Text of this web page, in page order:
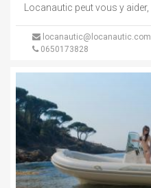
locanautic@locanautic.com
0650173828